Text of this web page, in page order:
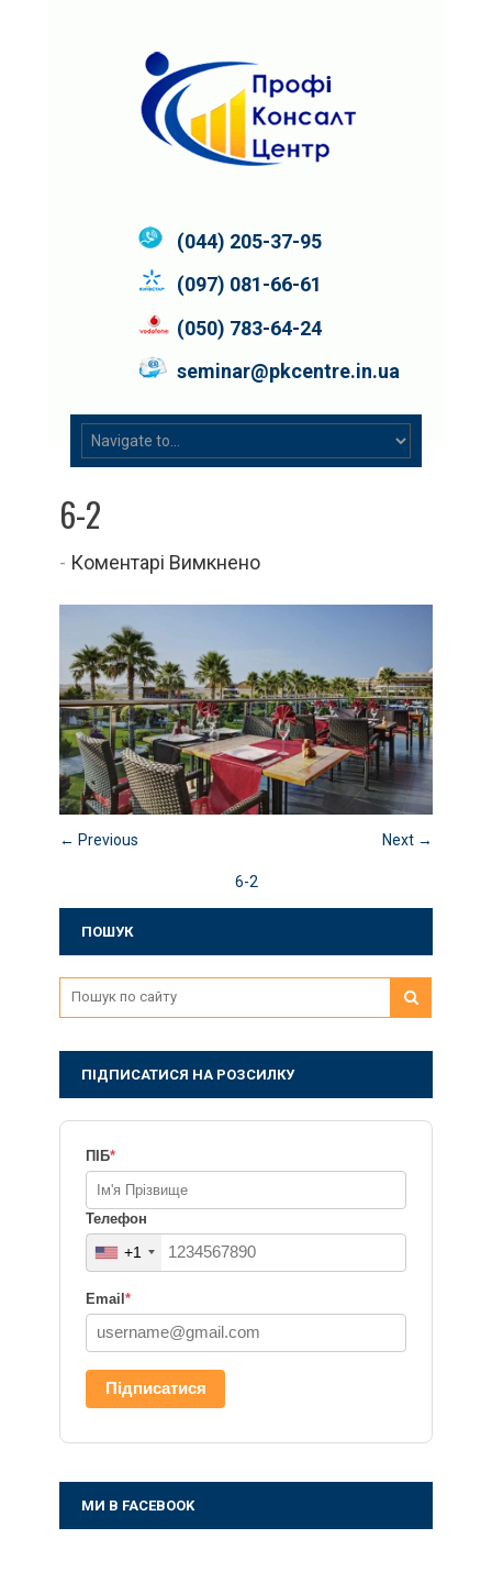
(044) 205-37-95
(097) 081-66-61
(050) 783-64-24
seminar@pkcentre.in.ua
6-2
- Коментарі Вимкненодо
6-
← Previous Next →
6-2
ПОШУК
ПІДПИСАТИСЯ НА РОЗСИЛКУ
ПІБ*
Телефон
+1
Email *
Підписатися
МИ В FACEBOOK